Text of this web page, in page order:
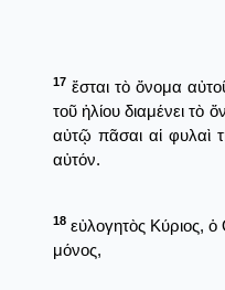
17 ἔσται τὸ ὄνομα
τοῦ ἡλίου διαμένει τὸ
αὐτῷ πᾶσαι αἱ φυλαὶ
αὐτόν.
18 εὐλογητὸς Κύριος,
μόνος,